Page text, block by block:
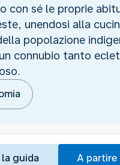
con sé le proprie
unendosi alla
popolazione
connubio tanto
guida A partire